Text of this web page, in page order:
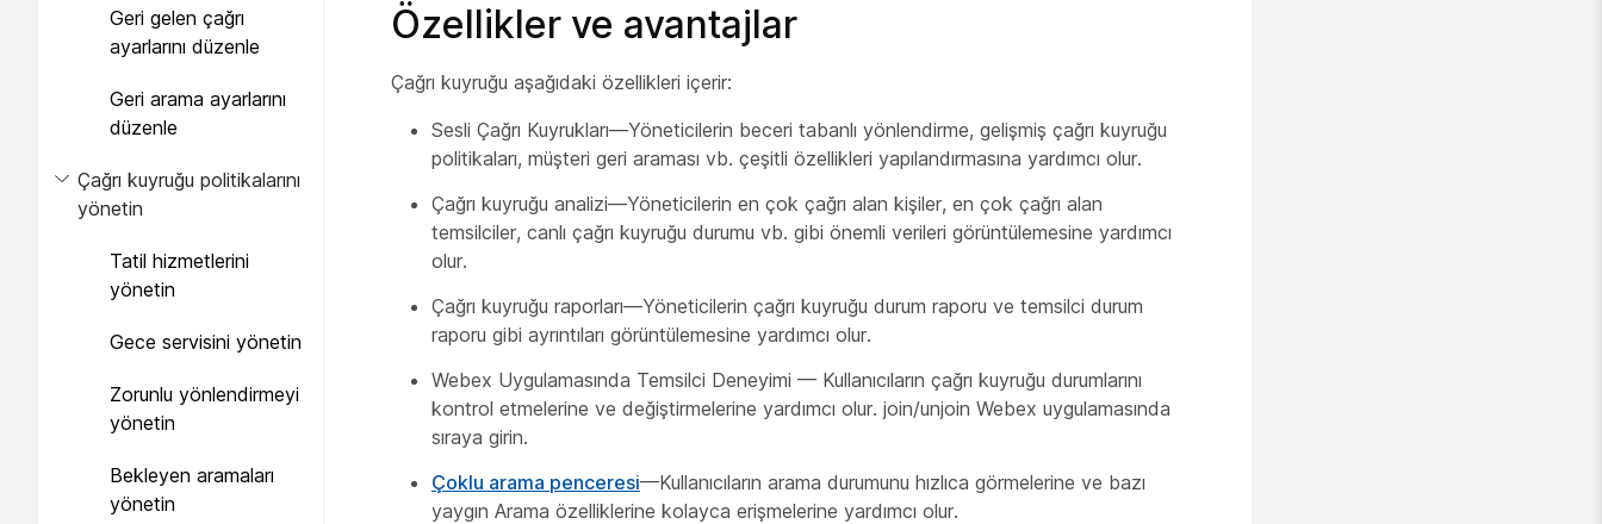
Geri gelen çağrı
ayarlarını düzenle
Geri arama ayarlarını
düzenle
Çağrı kuyruğu politikalarını
yönetin
Tatil hizmetlerini
yönetin
Gece servisini yönetin
Zorunlu yönlendirmeyi
yönetin
Bekleyen aramaları
yönetin
Özellikler ve avantajlar
Çağrı kuyruğu aşağıdaki özellikleri içerir:
Sesli Çağrı Kuyrukları—Yöneticilerin beceri tabanlı yönlendirme, gelişmiş çağrı kuyruğu
politikaları, müşteri geri araması vb. çeşitli özellikleri yapılandırmasına yardımcı olur.
Çağrı kuyruğu analizi—Yöneticilerin en çok çağrı alan kişiler, en çok çağrı alan
temsilciler, canlı çağrı kuyruğu durumu vb. gibi önemli verileri görüntülemesine yardımcı
olur.
Çağrı kuyruğu raporları—Yöneticilerin çağrı kuyruğu durum raporu ve temsilci durum
raporu gibi ayrıntıları görüntülemesine yardımcı olur.
Webex Uygulamasında Temsilci Deneyimi — Kullanıcıların çağrı kuyruğu durumlarını
kontrol etmelerine ve değiştirmelerine yardımcı olur. join/unjoin Webex uygulamasında
sıraya girin.
Çoklu arama penceresi—Kullanıcıların arama durumunu hızlıca görmelerine ve bazı
yaygın Arama özelliklerine kolayca erişmelerine yardımcı olur.